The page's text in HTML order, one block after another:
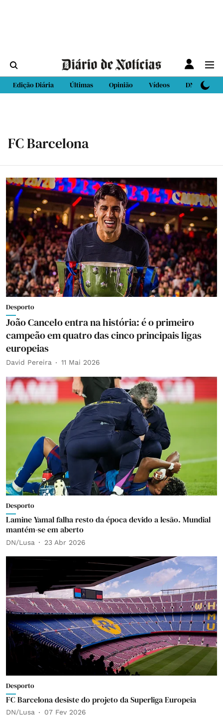
Edição Diária Últimas Opinião Vídeos DN Sport
FC Barcelona
Desporto
João Cancelo entra na história: é o primeiro
campeão em quatro das cinco principais ligas
europeias
David Pereira 11 Mai 2026
Desporto
Lamine Yamal falha resto da época devido a lesão. Mundial
mantém-se em aberto
DN/Lusa 23 Abr 2026
Desporto
FC Barcelona desiste do projeto da Superliga Europeia
DN/Lusa 07 Fev 2026